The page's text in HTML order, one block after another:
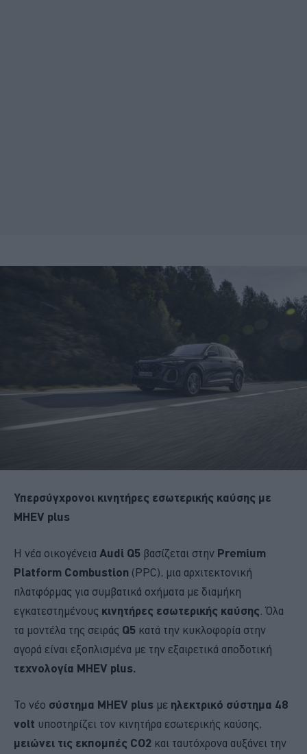
Υπερσύγχρονοι κινητήρες εσωτερικής καύσης με
MHEV plus
Η νέα οικογένεια Audi Q5 βασίζεται στην Premium
Platform Combustion (PPC), μια αρχιτεκτονική
πλατφόρμας για συμβατικά οχήματα με διαμήκη
εγκατεστημένους κινητήρες εσωτερικής καύσης . Όλα
τα μοντέλα της σειράς Q5 κατά την κυκλοφορία στην
αγορά είναι εξοπλισμένα με την εξαιρετικά αποδοτική
τεχνολογία MHEV plus.
Το νέο σύστημα MHEV plus με ηλεκτρικό σύστημα 48
volt υποστηρίζει τον κινητήρα εσωτερικής καύσης,
μειώνει τις εκπομπές CO2 και ταυτόχρονα αυξάνει την